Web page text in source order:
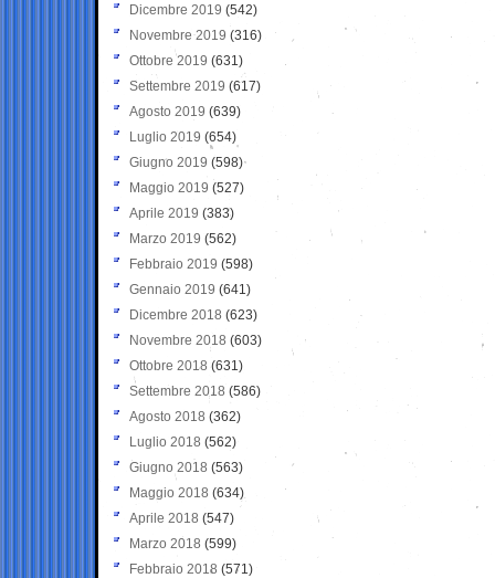
Dicembre 2019 (542)
Novembre 2019 (316)
Ottobre 2019 (631)
Settembre 2019 (617)
Agosto 2019 (639)
Luglio 2019 (654)
Giugno 2019 (598)
Maggio 2019 (527)
Aprile 2019 (383)
Marzo 2019 (562)
Febbraio 2019 (598)
Gennaio 2019 (641)
Dicembre 2018 (623)
Novembre 2018 (603)
Ottobre 2018 (631)
Settembre 2018 (586)
Agosto 2018 (362)
Luglio 2018 (562)
Giugno 2018 (563)
Maggio 2018 (634)
Aprile 2018 (547)
Marzo 2018 (599)
Febbraio 2018 (571)